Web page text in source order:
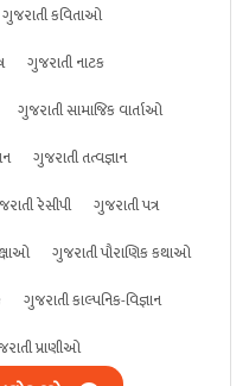
ગુજરાતી કવિતાઓ
ગુજરાતી નાટક
ગુજરાતી સામાજિક વાર્તાઓ
ગુજરાતી તત્વજ્ઞાન
રેસીપી
ગુજરાતી પત્ર
ગુજરાતી પૌરાણિક કથાઓ
ગુજરાતી કાલ્પનિક-વિજ્ઞાન
પ્રાણીઓ